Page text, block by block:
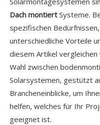
Dach montiert Systeme.
spezifischen
unterschiedliche Vorteile
diesem Artikel
Wahl zwischen
Solarsystemen, gestützt
Brancheneinblicke, um
helfen, welches für Ihr
geeignet ist.